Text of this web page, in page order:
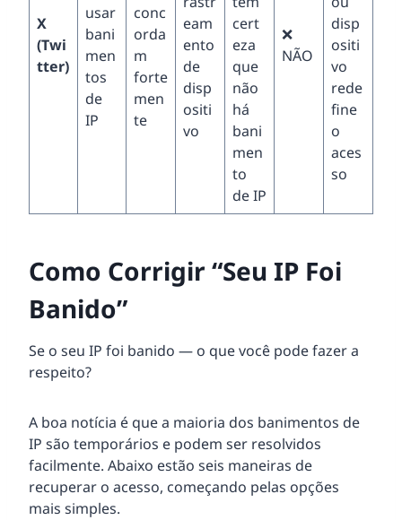
X
(Twi
tter)
usar
bani
men
tos
de
IP
conc
orda
m
forte
men
te
eam
ento
de
disp
ositi
vo
cert
eza
que
não
há
bani
men
to
de IP
❌
NÃO
disp
ositi
vo
rede
fine
o
aces
so
Como Corrigir “Seu IP Foi
Banido”
Se o seu IP foi banido — o que você pode fazer a
respeito?
A boa notícia é que a maioria dos banimentos de
IP são temporários e podem ser resolvidos
facilmente. Abaixo estão seis maneiras de
recuperar o acesso, começando pelas opções
mais simples.